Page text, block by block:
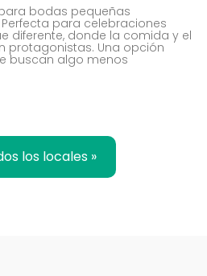
bodas pequeñas
para celebraciones
diferente, donde la comida y el
protagonistas. Una opción
buscan algo menos
los locales »